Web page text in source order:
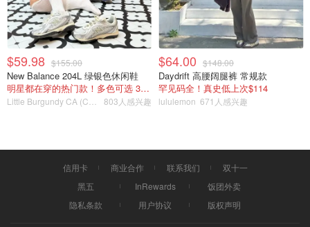
Molokini浮潜--版权属于@yitiantian
$59.98 $155.00
New Balance 204L 绿银色休闲鞋
明星都在穿的热门款！多色可选 3.8折
803人感兴趣
$64.00 $148.00
Daydrift 高腰阔腿裤 常规款
罕见码全！真史低上次$114
lululemon 671人感兴趣
信用卡 商业合作 联系我们
双十一
黑五
InRewards
饭团外卖
隐私条款
用户协议 版权声明